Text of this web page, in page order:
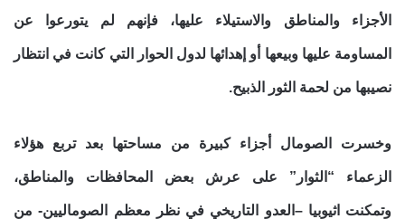
الأجزاء والمناطق والاستيلاء عليها، فإنهم لم يتورعوا عن
المساومة عليها وبيعها أو إهدائها لدول الحوار التي كانت في انتظار
نصيبها من لحمة الثور الذبيح.
وخسرت الصومال أجزاء كبيرة من مساحتها بعد تربع هؤلاء
الزعماء “الثوار” على عرش بعض المحافظات والمناطق،
وتمكنت اثيوبيا –العدو التاريخي في نظر معظم الصوماليين- من